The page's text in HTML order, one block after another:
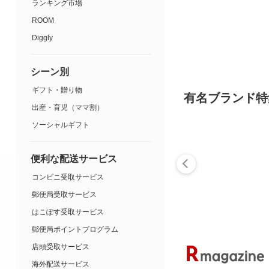
有名ブランド
ランキング市場
ROOM
Diggly
シーン別
ギフト・贈り物
出産・育児（ママ割）
ソーシャルギフト
便利な配送サービス
コンビニ受取サービス
郵便局受取サービス
はこぽす受取サービス
郵便局ポイントプログラム
店頭受取サービス
海外配送サービス